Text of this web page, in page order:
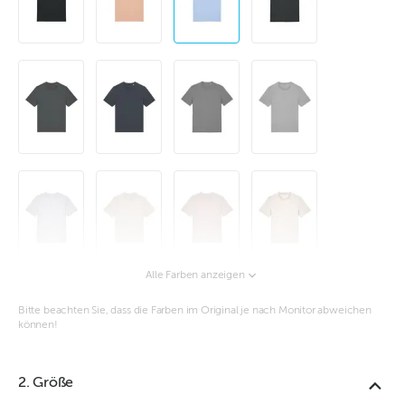
Alle Farben anzeigen
Bitte beachten Sie, dass die Farben im Original je nach Monitor abweichen
können!
2. Größe